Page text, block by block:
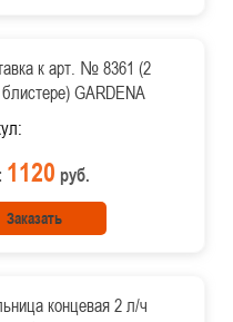
к арт. № 8361 (2
GARDENA
1120 руб.
Заказать
концевая 2 л/ч